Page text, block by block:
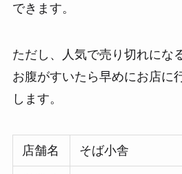
できます。
ただし、人気で売り切れにな
お腹がすいたら早めにお店に
します。
店舗名 そば小舎